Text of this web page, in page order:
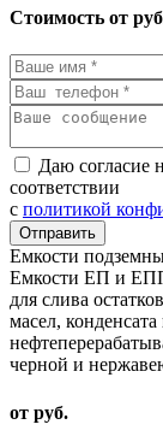
Стоимость от
Даю согласие
соответствии
с политикой
Емкости
Емкости ЕП и
для слива
масел,
черной и
от руб.